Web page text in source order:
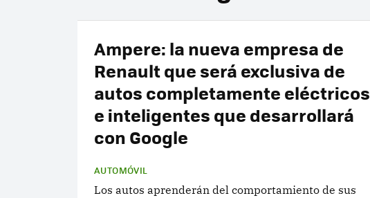
Ampere: la nueva empresa de
Renault que será exclusiva de
autos completamente eléctricos
e inteligentes que desarrollará
con Google
AUTOMÓVIL
Los autos aprenderán del comportamiento de sus